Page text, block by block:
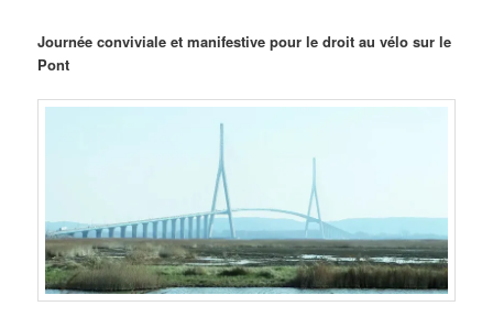
Journée conviviale et manifestive pour le droit au vélo sur le
Pont